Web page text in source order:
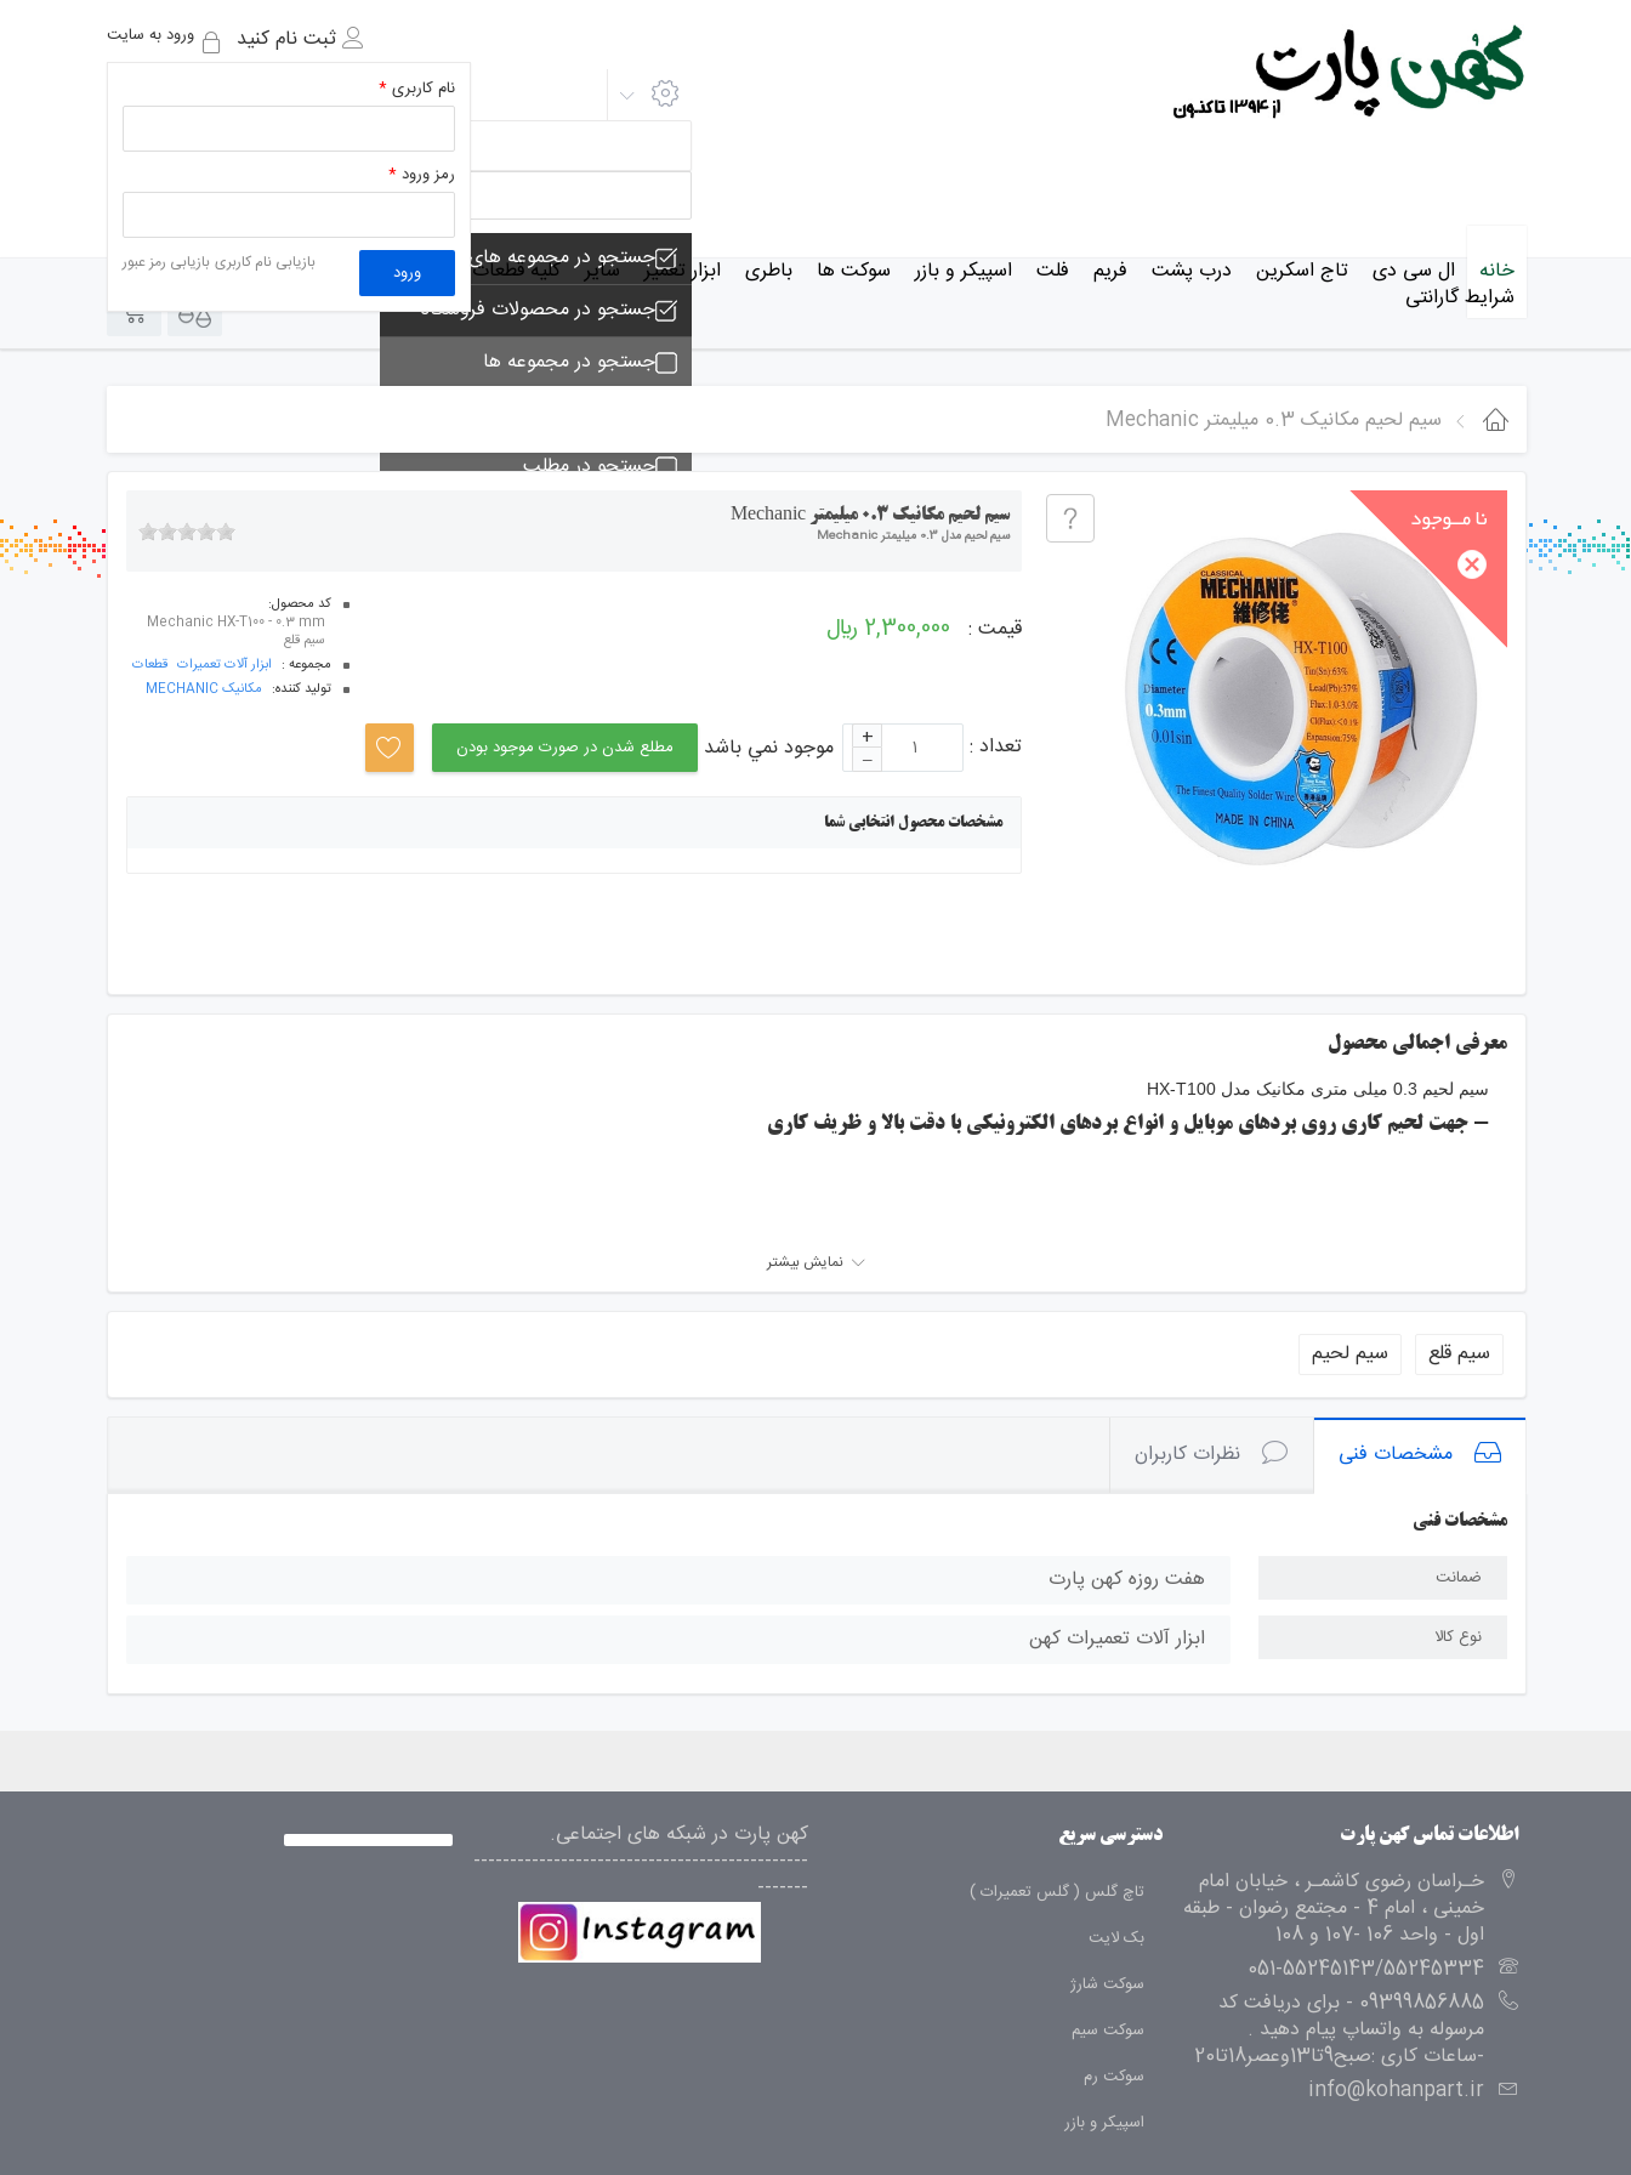
ورود به سایت
نام کاربری*
رمز ورود*
ورود بازیابی نام کاربری بازیابی رمز عبور
ثبت نام کنید
جستجو در مجموعه های فروشگاه
جستجو در محصولات فروشگاه
جستجو در مجموعه ها
جستجو در مطلب
خانه ال سی دی تاج اسکرین درب پشت فریم فلت اسپیکر و بازر سوکت ها باطری ابزار تعمیر سایر
کلیه قطعات
شرایط گارانتی
0
سیم لحیم مکانیک 0.3 میلیمتر Mechanic
سیم لحیم مکانیک 0.3 میلیمتر Mechanic
سیم لحیم مدل 0.3 میلیمتر Mechanic
قیمت : 2,300,000 ﷼
کد محصول:
Mechanic HX-T100 - 0.3 mm
سیم قلع
مجموعه : ابزار آلات تعمیرات قطعات
توليد کننده: مکانیک MECHANIC
موجود نمي باشد مطلع شدن در صورت موجود بودن تعداد : +
–
مشخصات محصول انتخابی شما
معرفی اجمالی محصول
سیم لحیم 0.3 میلی متری مکانیک مدل HX-T100
- جهت لحیم کاری روی بردهای موبایل و انواع بردهای الکترونیکی با دقت بالا و ظریف کاری
نمایش بیشتر
سیم قلع سیم لحیم
مشخصات فنی نظرات کاربران
مشخصات فنی
ضمانت هفت روزه کهن پارت
نوع کالا ابزار آلات تعمیرات کهن
اطلاعات تماس کهن پارت
خـراسان رضوی کاشمـر ، خیابان امام
خمینی ، امام 4 - مجتمع رضوان - طبقه
اول - واحد 106 -107 و 108
051-55245143/55245334
09399856885 - برای دریافت کد
مرسوله به واتساپ پیام دهید .
-ساعات کاری :صبح9تا13وعصر18تا20
info@kohanpart.ir
دسترسی سریع
تاچ گلس ( گلس تعمیرات )
بک لایت
سوکت شارژ
سوکت سیم
سوکت رم
اسپیکر و بازر
کهن پارت در شبکه های اجتماعی.
----------------------------------------------
-------